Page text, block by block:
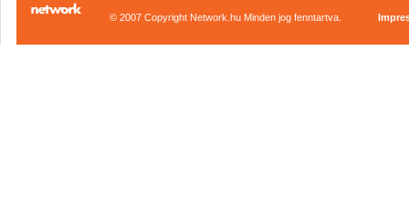
© 2007 Copyright Network.hu Minden jog fenntartva.